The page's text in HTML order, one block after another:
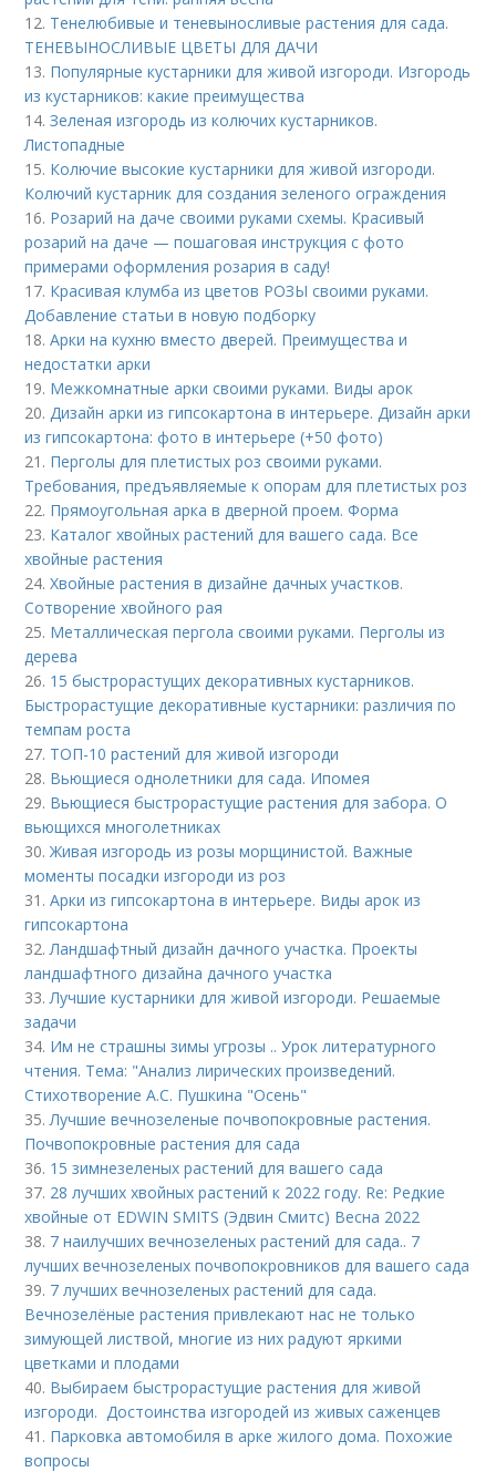
12. Тенелюбивые и теневыносливые растения для сада.
ТЕНЕВЫНОСЛИВЫЕ ЦВЕТЫ ДЛЯ ДАЧИ
13. Популярные кустарники для живой изгороди. Изгородь
из кустарников: какие преимущества
14.Зеленая изгородь из колючих кустарников.
Листопадные
15. Колючие высокие кустарники для живой изгороди.
Колючий кустарник для создания зеленого ограждения
16. Розарий на даче своими руками схемы. Красивый
розарий на даче — пошаговая инструкция с фото
примерами оформления розария в саду!
17. Красивая клумба из цветов РОЗЫ своими руками.
Добавление статьи в новую подборку
18.Арки на кухню вместо дверей. Преимущества и
недостатки арки
19. Межкомнатные арки своими руками. Виды арок
20. Дизайн арки из гипсокартона в интерьере. Дизайн арки
из гипсокартона: фото в интерьере (+50 фото)
21. Перголы для плетистых роз своими руками.
Требования, предъявляемые к опорам для плетистых роз
22. Прямоугольная арка в дверной проем. Форма
23. Каталог хвойных растений для вашего сада. Все
хвойные растения
24.Хвойные растения в дизайне дачных участков.
Сотворение хвойного рая
25. Металлическая пергола своими руками. Перголы из
дерева
26. 15 быстрорастущих декоративных кустарников.
Быстрорастущие декоративные кустарники: различия по
темпам роста
27. ТОП-10 растений для живой изгороди
28. Вьющиеся однолетники для сада. Ипомея
29. Вьющиеся быстрорастущие растения для забора. О
вьющихся многолетниках
30.Живая изгородь из розы морщинистой. Важные
моменты посадки изгороди из роз
31.Арки из гипсокартона в интерьере. Виды арок из
гипсокартона
32. Ландшафтный дизайн дачного участка. Проекты
ландшафтного дизайна дачного участка
33. Лучшие кустарники для живой изгороди. Решаемые
задачи
34. Им не страшны зимы угрозы .. Урок литературного
чтения. Тема: "Анализ лирических произведений.
Стихотворение А.С. Пушкина "Осень"
35. Лучшие вечнозеленые почвопокровные растения.
Почвопокровные растения для сада
36. 15 зимнезеленых растений для вашего сада
37. 28 лучших хвойных растений к 2022 году. Re: Редкие
хвойные от EDWIN SMITS (Эдвин Смитс) Весна 2022
38. 7 наилучших вечнозеленых растений для сада.. 7
лучших вечнозеленых почвопокровников для вашего сада
39. 7 лучших вечнозеленых растений для сада.
Вечнозелёные растения привлекают нас не только
зимующей листвой, многие из них радуют яркими
цветками и плодами
40. Выбираем быстрорастущие растения для живой
изгороди. Достоинства изгородей из живых саженцев
41. Парковка автомобиля в арке жилого дома. Похожие
вопросы